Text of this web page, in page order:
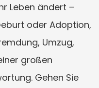
Leben ändert –
oder Adoption,
Umzug,
großen
Gehen Sie